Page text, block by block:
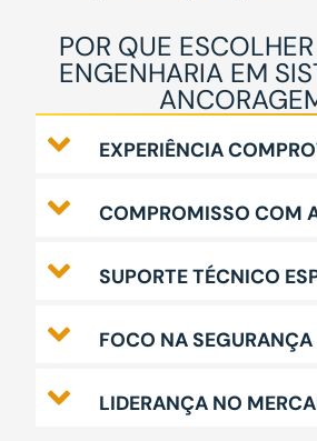
POR QUE
ENGENHARIA EM
EXPERIÊNCIA
COMPROMISSO COM
SUPORTE TÉCNICO
FOCO NA SEGURANÇA
LIDERANÇA NO